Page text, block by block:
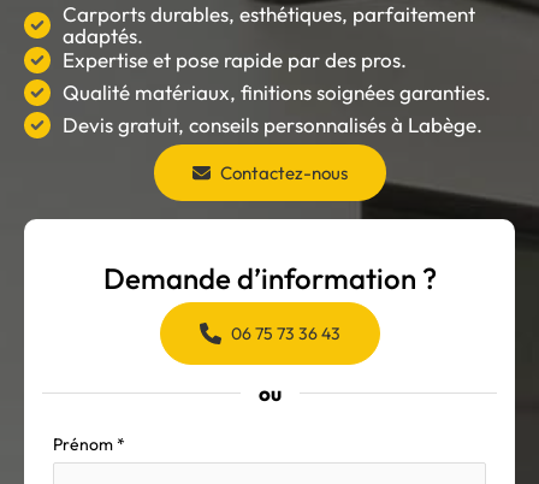
Carports durables, esthétiques, parfaitement
adaptés.
Expertise et pose rapide par des pros.
Qualité matériaux, finitions soignées garanties.
Devis gratuit, conseils personnalisés à Labège.
Contactez-nous
Demande d’information ?
06 75 73 36 43
ou
Formulaire
simple
Prénom*